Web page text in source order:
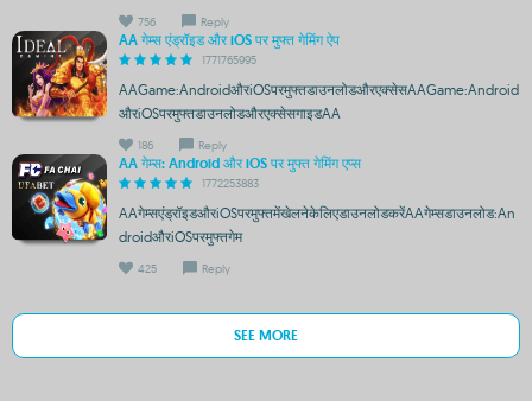
756 Reply
AA गेम्स एंड्रॉइड और iOS पर मुफ्त गेमिंग ऐप
1771765995
AAGame:AndroidऔरiOSपरमुफ्तडाउनलोडऔरएक्सेसAAGame:Android
औरiOSपरमुफ्तडाउनलोडऔरएक्सेसगाइडAA
186 Reply
AA गेम्स: Android और iOS पर मुफ्त गेमिंग एप्स
1772253883
AAगेम्सएंड्रॉइडऔरiOSपरमुफ्तमेंखेलनेकेलिएडाउनलोडकरेंAAगेम्सडाउनलोड:An
droidऔरiOSपरमुफ्तगेम
425 Reply
SEE MORE